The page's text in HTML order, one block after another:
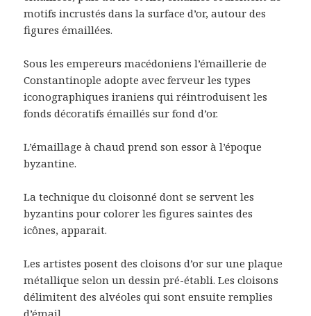
motifs incrustés dans la surface d’or, autour des
figures émaillées.
Sous les empereurs macédoniens l’émaillerie de
Constantinople adopte avec ferveur les types
iconographiques iraniens qui réintroduisent les
fonds décoratifs émaillés sur fond d’or.
L’émaillage à chaud prend son essor à l’époque
byzantine.
La technique du cloisonné dont se servent les
byzantins pour colorer les figures saintes des
icônes, apparait.
Les artistes posent des cloisons d’or sur une plaque
métallique selon un dessin pré-établi. Les cloisons
délimitent des alvéoles qui sont ensuite remplies